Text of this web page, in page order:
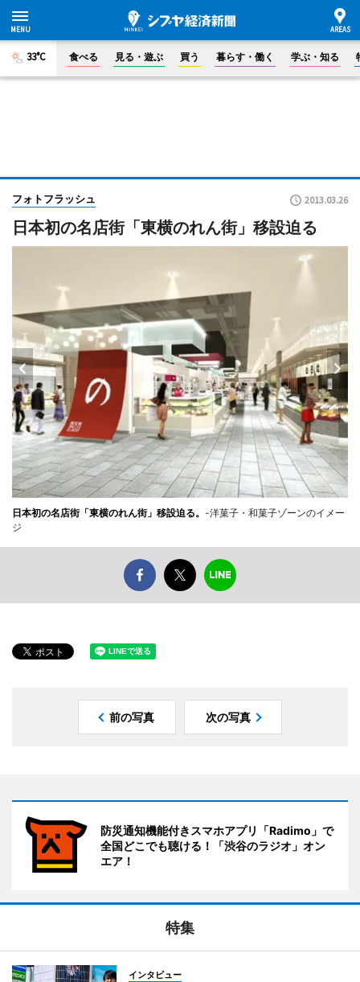
33°C 食べる 見る・遊ぶ 買う 暮らす・働く 学ぶ・知る
フォトフラッシュ 2013.03.26
日本初の名店街「東横のれん街」移設迫る
日本初の名店街「東横のれん街」移設迫る。 -洋菓子・和菓子ゾーンのイメー
ジ
前の写真 次の写真
防災通知機能付きスマホアプリ「Radimo」で
全国どこでも聴ける！「渋谷のラジオ」オン
エア！
特集
インタビュー